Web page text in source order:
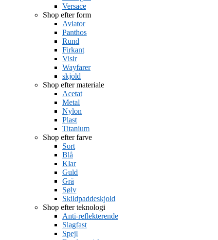
Versace
Shop efter form
Aviator
Panthos
Rund
Firkant
Visir
Wayfarer
skjold
Shop efter materiale
Acetat
Metal
Nylon
Plast
Titanium
Shop efter farve
Sort
Blå
Klar
Guld
Grå
Sølv
Skildpaddeskjold
Shop efter teknologi
Anti-reflekterende
Slagfast
Spejl